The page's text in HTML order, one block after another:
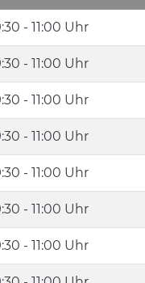
- 11:00 Uhr
- 11:00 Uhr
- 11:00 Uhr
- 11:00 Uhr
- 11:00 Uhr
- 11:00 Uhr
- 11:00 Uhr